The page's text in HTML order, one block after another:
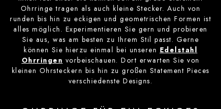
Ohrringe tragen als auch kleine Stecker. Auch von
runden bis hin zu eckigen und geometrischen Formen ist
alles möglich. Experimentieren Sie gern und probieren
Sie aus, was am besten zu Ihrem Stil passt. Gerne
können Sie hierzu einmal bei unseren Edelstahl
Ohrringen vorbeischauen. Dort erwarten Sie von
kleinen Ohrsteckern bis hin zu großen Statement Pieces
verschiedenste Designs.